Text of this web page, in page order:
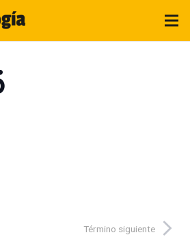
Término siguiente